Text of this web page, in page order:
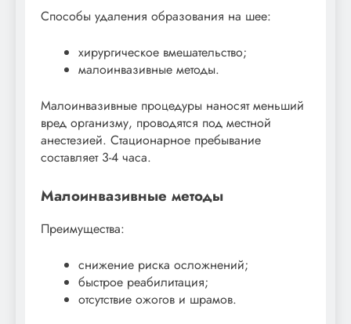
Способы удаления образования на шее:
хирургическое вмешательство;
малоинвазивные методы.
Малоинвазивные процедуры наносят меньший
вред организму, проводятся под местной
анестезией. Стационарное пребывание
составляет 3-4 часа.
Малоинвазивные методы
Преимущества:
снижение риска осложнений;
быстрое реабилитация;
отсутствие ожогов и шрамов.